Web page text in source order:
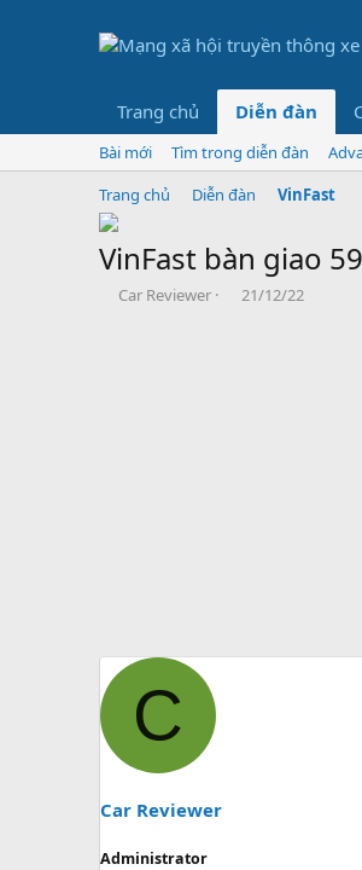
Trang chủ Diễn đàn
Bài mới Tìm trong diễn đàn
Trang chủ
Diễn đàn VinFast
VinFast bàn giao
B
Car Reviewer
N
21/12/22
C
Car Reviewer
Administrator